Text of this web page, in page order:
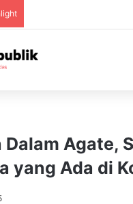
Agate,
yang Ada di